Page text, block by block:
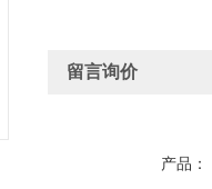
留言询价
产品：